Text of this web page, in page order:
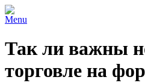
Menu
Так ли важны
торговле на